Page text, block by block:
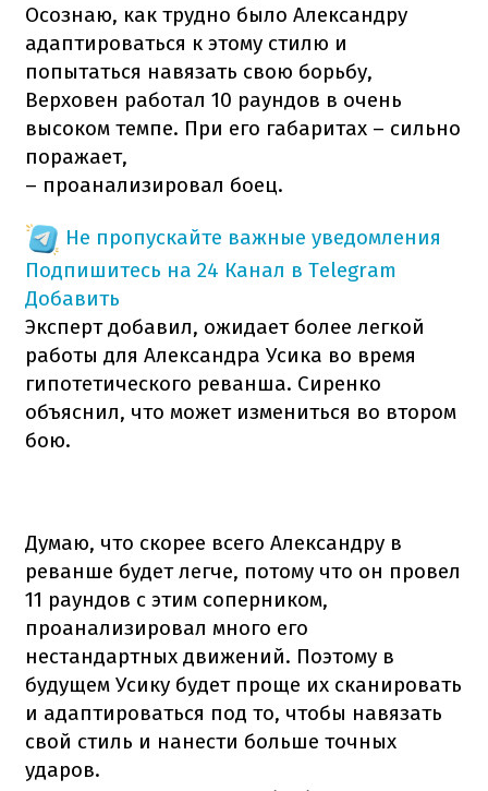
Осознаю, как трудно было Александру
адаптироваться к этому стилю и
попытаться навязать свою борьбу,
Верховен работал 10 раундов в очень
высоком темпе. При его габаритах – сильно
поражает,
– проанализировал боец.
Не пропускайте важные уведомления
Подпишитесь на 24 Канал в Telegram
Добавить
Эксперт добавил, ожидает более легкой
работы для Александра Усика во время
гипотетического реванша. Сиренко
объяснил, что может измениться во втором
бою.
Думаю, что скорее всего Александру в
реванше будет легче, потому что он провел
11 раундов с этим соперником,
проанализировал много его
нестандартных движений. Поэтому в
будущем Усику будет проще их сканировать
и адаптироваться под то, чтобы навязать
свой стиль и нанести больше точных
ударов.